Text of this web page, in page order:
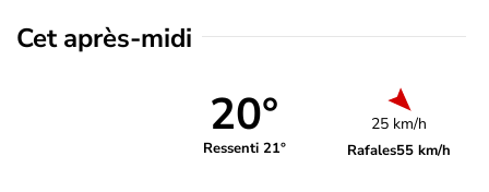
Cet après-midi
20°
Ressenti 21°
25 km/h
Rafales55 km/h